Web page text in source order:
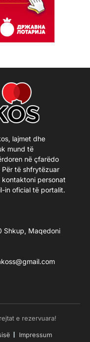
lajmet dhe
mund të
në çfarëdo
të shfrytëzuar
personat
in oficial të portalit.
Shkup, Maqedoni
e rezervuara!
Impressum